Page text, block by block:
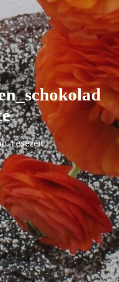
Lesezeit